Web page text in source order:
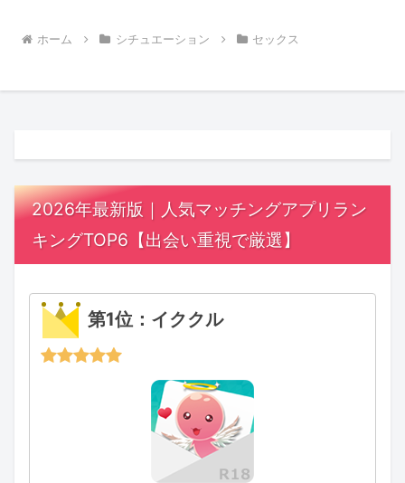
ホーム シチュエーション セックス
2026年最新版｜人気マッチングアプリラン
キングTOP6【出会い重視で厳選】
第1位：イククル